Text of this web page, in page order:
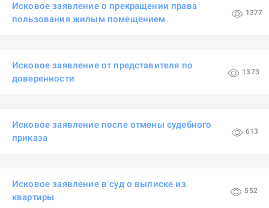
Исковое заявление о прекращении права
пользования жилым помещением
1377
Исковое заявление от представителя по
доверенности
1373
Исковое заявление после отмены судебного
приказа
613
Исковое заявление в суд о выписке из
квартиры
552